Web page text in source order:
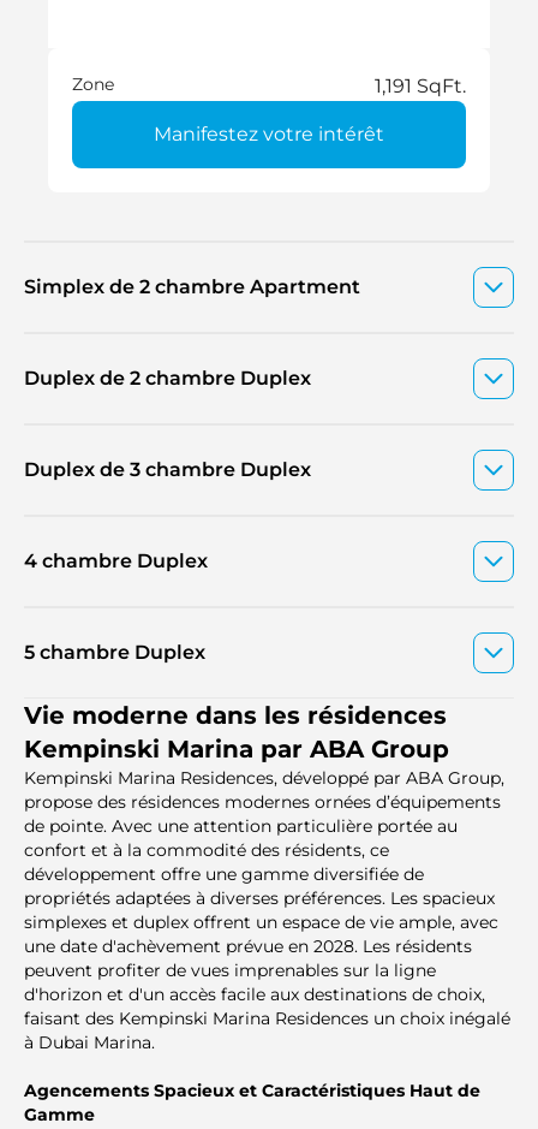
Zone 1,191 SqFt.
Manifestez votre intérêt
Simplex de 2 chambre Apartment
Duplex de 2 chambre Duplex
Duplex de 3 chambre Duplex
4 chambre Duplex
5 chambre Duplex
Vie moderne dans les résidences
Kempinski Marina par ABA Group
Kempinski Marina Residences, développé par ABA Group,
propose des résidences modernes ornées d’équipements
de pointe. Avec une attention particulière portée au
confort et à la commodité des résidents, ce
développement offre une gamme diversifiée de
propriétés adaptées à diverses préférences. Les spacieux
simplexes et duplex offrent un espace de vie ample, avec
une date d'achèvement prévue en 2028. Les résidents
peuvent profiter de vues imprenables sur la ligne
d'horizon et d'un accès facile aux destinations de choix,
faisant des Kempinski Marina Residences un choix inégalé
à Dubai Marina.
Agencements Spacieux et Caractéristiques Haut de
Gamme